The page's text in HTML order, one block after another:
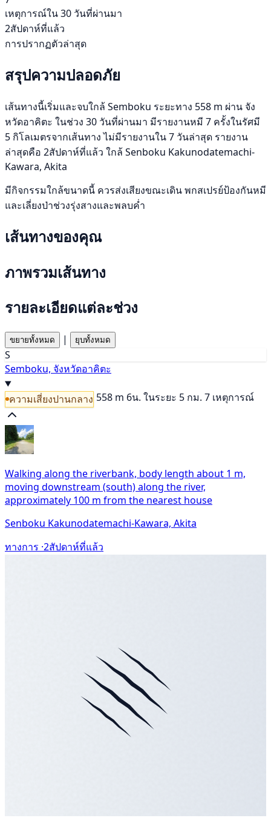
เหตุการณ์ใน 30 วันที่ผ่านมา
2สัปดาห์ที่แล้ว
การปรากฏตัวล่าสุด
สรุปความปลอดภัย
เส้นทางนี้เริ่มและจบใกล้ Semboku ระยะทาง 558 m ผ่าน จัง
หวัดอาคิตะ ในช่วง 30 วันที่ผ่านมา มีรายงานหมี 7 ครั้งในรัศมี
5 กิโลเมตรจากเส้นทาง ไม่มีรายงานใน 7 วันล่าสุด รายงาน
ล่าสุดคือ 2สัปดาห์ที่แล้ว ใกล้ Senboku Kakunodatemachi-
Kawara, Akita
มีกิจกรรมใกล้ขนาดนี้ ควรส่งเสียงขณะเดิน พกสเปรย์ป้องกันหมี
และเลี่ยงป่าช่วงรุ่งสางและพลบค่ำ
เส้นทางของคุณ
ภาพรวมเส้นทาง
รายละเอียดแต่ละช่วง
ขยายทั้งหมด | ยุบทั้งหมด
S
Semboku, จังหวัดอาคิตะ
ความเสี่ยงปานกลาง 558 m 6น. ในระยะ 5 กม. 7 เหตุการณ์
Walking along the riverbank, body length about 1 m,
moving downstream (south) along the river,
approximately 100 m from the nearest house
Senboku Kakunodatemachi-Kawara, Akita
ทางการ ·2สัปดาห์ที่แล้ว